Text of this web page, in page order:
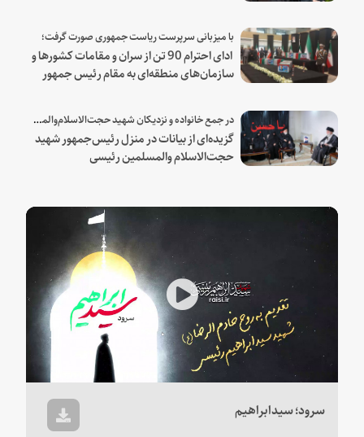
با میزبانی سرپرست ریاست جمهوری صورت گرفت؛
ادای احترام 90 تن از سران و مقامات کشورها و
سازمان‌های منطقه‌ای به مقام رئیس جمهور
در جمع خانواده و نزدیکان شهید حجت‌الاسلام‌والمسلمین رئیسی:
گزیده‌ای از بیانات در منزل رئیس‌جمهور شهید
حجت‌الاسلام والمسلمین رئیسی
Play
Video
سرود؛ سیدابراهیم